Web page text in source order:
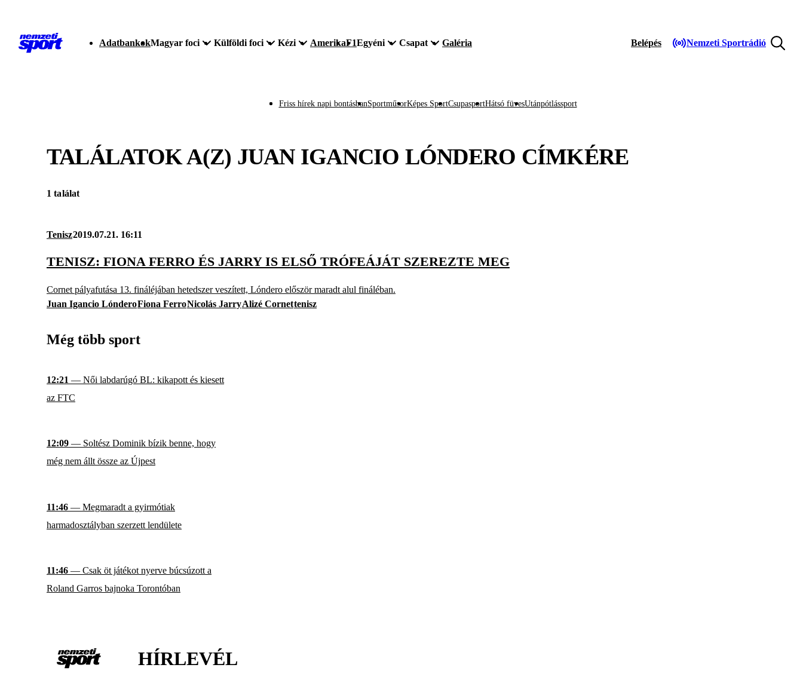
AdatbankokMagyar foci Külföldi foci Kézi AmerikaF1Egyéni Csapat Galéria Belépés Nemzeti Sportrádió
Friss hírek napi bontásbanSportműsorKépes SportCsupasportHátsó füvesUtánpótlássport
TALÁLATOK A(Z) JUAN IGANCIO LÓNDERO CÍMKÉRE
1 találat
Tenisz2019.07.21. 16:11
TENISZ: FIONA FERRO ÉS JARRY IS ELSŐ TRÓFEÁJÁT SZEREZTE MEG
Cornet pályafutása 13. fináléjában hetedszer veszített, Lóndero először maradt alul fináléban.
Juan Igancio LónderoFiona FerroNicolás JarryAlizé Cornettenisz
Még több sport
12:21 — Női labdarúgó BL: kikapott és kiesett
az FTC
12:09 — Soltész Dominik bízik benne, hogy
még nem állt össze az Újpest
11:46 — Megmaradt a gyirmótiak
harmadosztályban szerzett lendülete
11:46 — Csak öt játékot nyerve búcsúzott a
Roland Garros bajnoka Torontóban
HÍRLEVÉL